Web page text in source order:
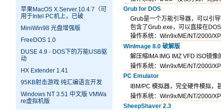
苹果MacOS X.Server.10.4.7（可
用于Intel PC机上，已破
MiniWin98 光盘增强版
FreeDOS 1.0
DUSE 4.9 - DOS下的万能USB驱
动
HX Extender 1.41
95KB射击游戏 纯汇编语言开发
Windows NT 3.51 中文版 VMWa
re虚拟机版
Grub for DOS
Grub是一个万能引导器，可以引
包含了Grub.exe，可以直接在
操作系统：Win9x/ME/NT/2000/
WinImage 8.0 破解版
解压缩IMA IMG IMZ VFD ISO镜
操作系统：Win9x/ME/NT/2000/
PC Emulator
IBM/PC 模拟器，完全硬件模拟，
操作系统：Win9x/ME/NT/2000/
SheepShaver 2.3